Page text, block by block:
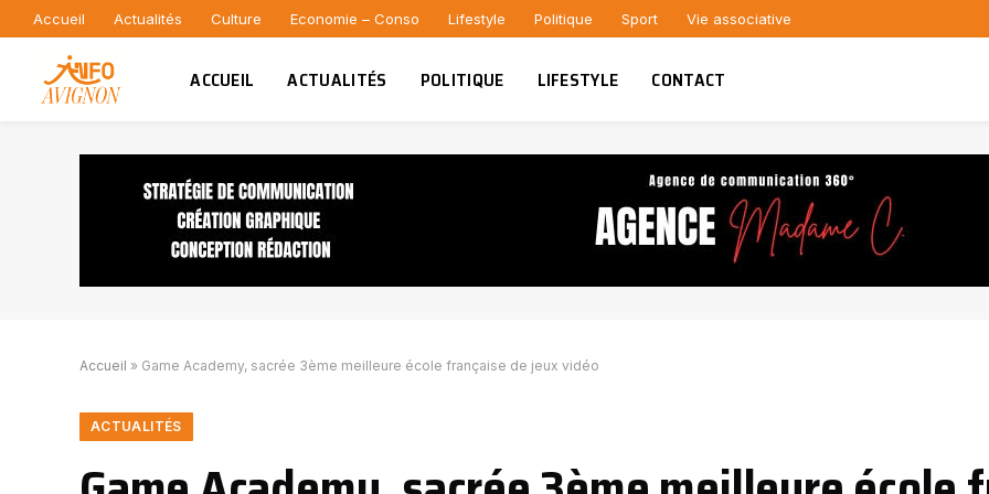
Accueil Actualités Culture Economie – Conso Lifestyle Politique Sport Vie associative
ACCUEIL ACTUALITÉS POLITIQUE LIFESTYLE CONTACT
Accueil » Game Academy, sacrée 3ème meilleure école française de jeux vidéo
ACTUALITÉS